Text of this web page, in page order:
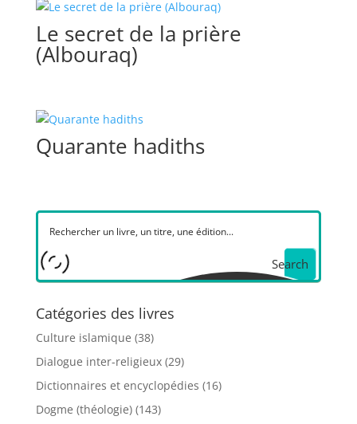
Le secret de la prière
(Albouraq)
Quarante hadiths
Search
Catégories des livres
Culture islamique (38)
Dialogue inter-religieux (29)
Dictionnaires et encyclopédies (16)
Dogme (théologie) (143)